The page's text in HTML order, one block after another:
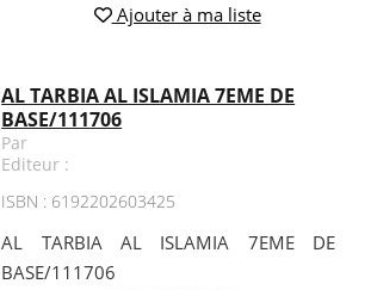
Ajouter à ma liste
AL TARBIA AL ISLAMIA 7EME DE
BASE/111706
Par
Editeur :
ISBN : 6192202603425
AL TARBIA AL ISLAMIA 7EME DE
BASE/111706